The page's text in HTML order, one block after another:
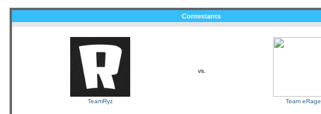
Contestants
TeamRyz
vs.
Team eRage